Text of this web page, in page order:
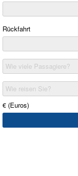
Rückfahrt
Wie viele Passagiere?
Wie reisen Sie?
€ (Euros)